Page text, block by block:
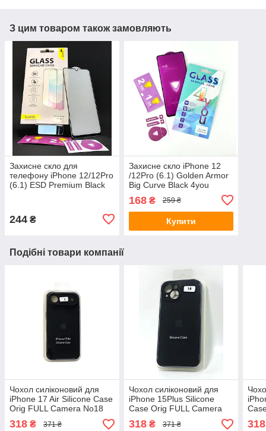
З цим товаром також замовляють
Захисне скло для
телефону iPhone 12/12Pro
(6.1) ESD Premium Black
244 ₴
Захисне скло iPhone 12
/12Pro (6.1) Golden Armor
Big Curve Black 4you
168₴ 259 ₴
Купити
Подібні товари компанії
Чохол силіконовий для
iPhone 17 Air Silicone Case
Orig FULL Camera No18
black 4you
318 ₴ 371 ₴
Чохол силіконовий для
iPhone 15Plus Silicone
Case Orig FULL Camera
№18 Black 4you
318₴ 371 ₴
№18
318